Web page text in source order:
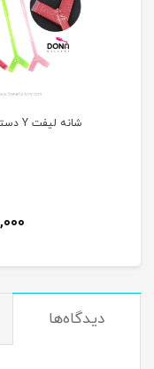
شانه ليفت Y دسته بلند
15,000
دیدگاه‌ها